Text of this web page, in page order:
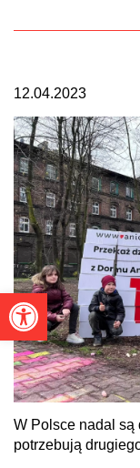
Otwórz
12.04.2023
W Polsce nadal są
potrzebują